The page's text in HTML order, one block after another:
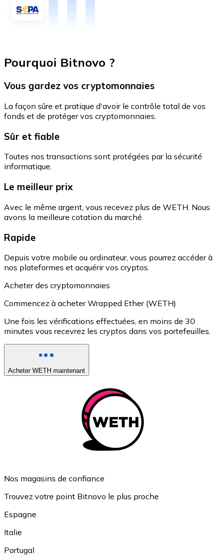
Pourquoi Bitnovo ?
Vous gardez vos cryptomonnaies
La façon sûre et pratique d'avoir le contrôle total de vos
fonds et de protéger vos cryptomonnaies.
Sûr et fiable
Toutes nos transactions sont protégées par la sécurité
informatique.
Le meilleur prix
Avec le même argent, vous recevez plus de WETH. Nous
avons la meilleure cotation du marché.
Rapide
Depuis votre mobile ou ordinateur, vous pourrez accéder à
nos plateformes et acquérir vos cryptos.
Acheter des cryptomonnaies
Commencez à acheter Wrapped Ether (WETH)
Une fois les vérifications effectuées, en moins de 30
minutes vous recevrez les cryptos dans vos portefeuilles.
Acheter WETH maintenant
Nos magasins de confiance
Trouvez votre point Bitnovo le plus proche
Espagne
Italie
Portugal